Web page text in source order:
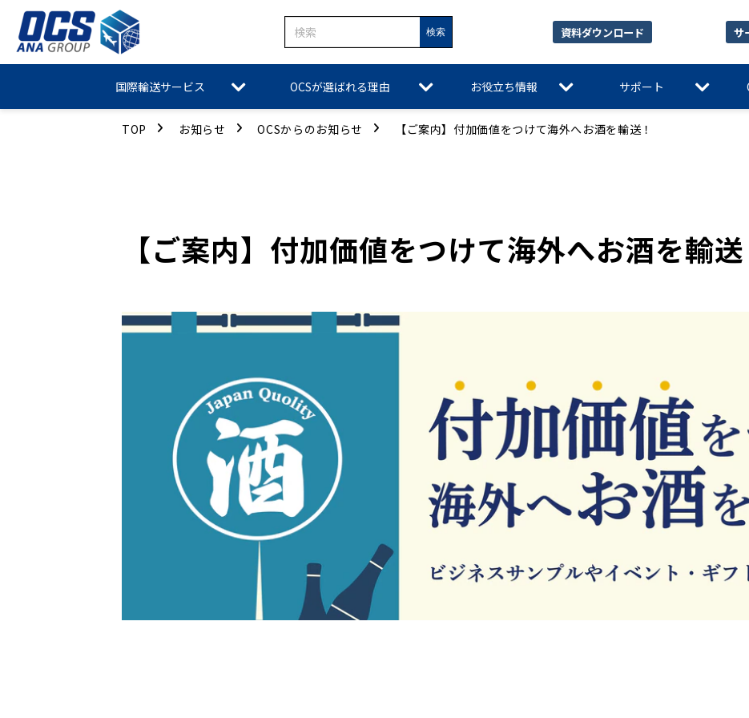
資料ダウンロード サ
国際輸送サービス OCSが選ばれる理由 お役立ち情報 サポート
TOP お知らせ OCSからのお知らせ 【ご案内】付加価値をつけて海外へお酒を輸送！
【ご案内】付加価値をつけて海外へお酒を輸送